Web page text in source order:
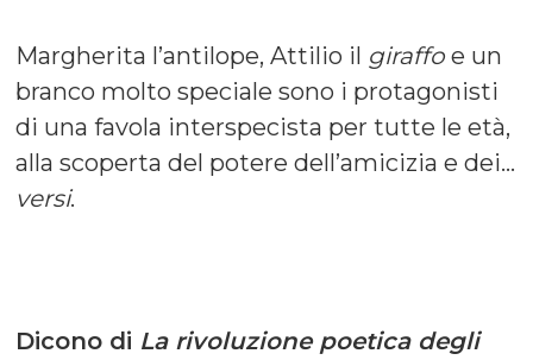
Margherita l’antilope, Attilio il giraffo e un
branco molto speciale sono i protagonisti
di una favola interspecista per tutte le età,
alla scoperta del potere dell’amicizia e dei…
versi.
Dicono di La rivoluzione poetica degli